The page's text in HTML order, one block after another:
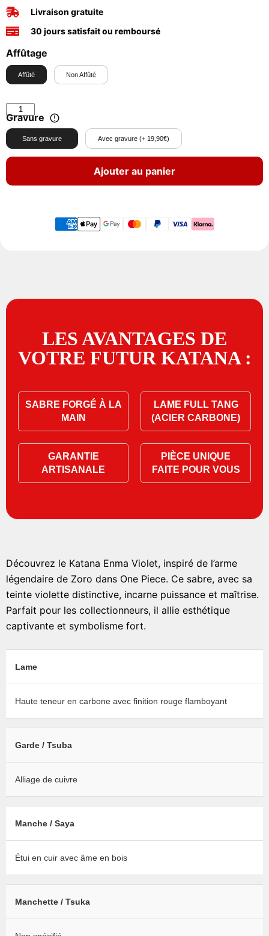
Livraison gratuite
30 jours satisfait ou remboursé
Affûtage
Affûté Non Affûté
Gravure
Sans gravure Avec gravure (+ 19,90€)
Ajouter au panier
LES AVANTAGES DE
VOTRE FUTUR KATANA :
SABRE FORGÉ À LA
MAIN
LAME FULL TANG
(ACIER CARBONE)
GARANTIE
ARTISANALE
PIÈCE UNIQUE
FAITE POUR VOUS
Découvrez le Katana Enma Violet, inspiré de l’arme
légendaire de Zoro dans One Piece. Ce sabre, avec sa
teinte violette distinctive, incarne puissance et maîtrise.
Parfait pour les collectionneurs, il allie esthétique
captivante et symbolisme fort.
Lame
Haute teneur en carbone avec finition rouge flamboyant
Garde / Tsuba
Alliage de cuivre
Manche / Saya
Étui en cuir avec âme en bois
Manchette / Tsuka